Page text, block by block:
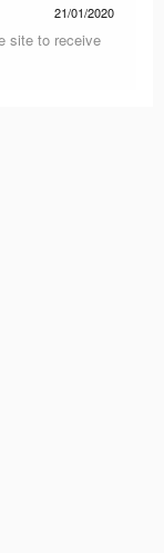
21/01/2020
site to receive